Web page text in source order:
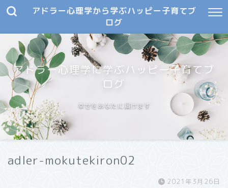
アドラー心理学から学ぶハッピー子育てブ
ログ
アドラー心理学に学ぶハッピー子育てブ
ログ
幸せをあなたに届けます
adler-mokutekiron02
2021年3月26日